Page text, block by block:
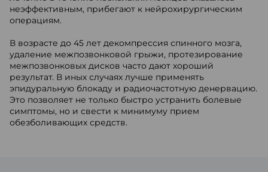
неэффективным, прибегают к нейрохирургическим
операциям.
В возрасте до 45 лет декомпрессия спинного мозга,
удаление межпозвонковой грыжи, протезирование
межпозвонковых дисков часто дают хороший
результат. В иных случаях лучше применять
эпидуральную блокаду и радиочастотную денервацию.
Это позволяет не только быстро устранить болевые
симптомы, но и свести к минимуму прием
обезболивающих средств.